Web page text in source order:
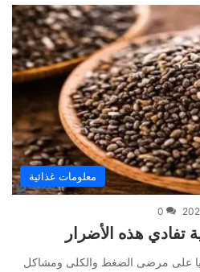
معلومات غذائية
0
تفادي هذه الأضرار
على مرضى الضغط والكلى ومشاكل